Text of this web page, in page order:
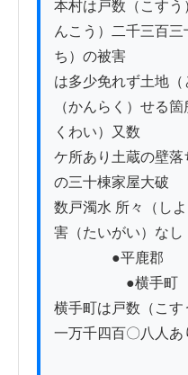
本村は戸数（こすう
んこう）二千三百
ち）の被害
は多少免れず土地
（かんらく）せる
くわい）又数
ケ所あり土蔵の壁
の三十棟家屋大破
数戸濁水 所々（し
害（たいがい）なし
●平鹿郡
●横手町
横手町は戸数（こ
一万千四百〇八人あ